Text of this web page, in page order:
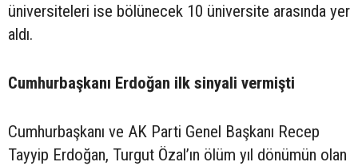
üniversiteleri ise bölünecek 10 üniversite arasında yer
aldı.
Cumhurbaşkanı Erdoğan ilk sinyali vermişti
Cumhurbaşkanı ve AK Parti Genel Başkanı Recep
Tayyip Erdoğan, Turgut Özal’ın ölüm yıl dönümün olan